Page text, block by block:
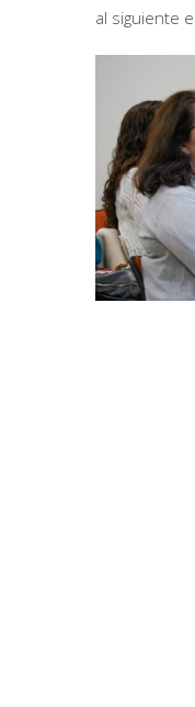
al siguiente